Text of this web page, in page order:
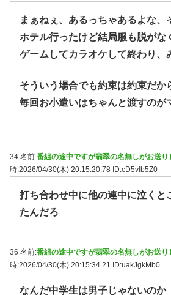
まぁねぇ、あるっちゃあるよな、
ホテル行ったけど結局服も脱がな
ゲームしてカラオケして終わり、
そういう場合でも約束は約束だか
毎回お小遣いはちゃんと渡すのが
34 名前:番組の途中ですが翡翠の名無しがお送り
時:2026/04/30(木) 20:15:20.78 ID:cD5vlb5Z0
打ち合わせ中に他の連中に泣くと
たんだろ
36 名前:番組の途中ですが翡翠の名無しがお送り
時:2026/04/30(木) 20:15:34.21
ID:uakJgkMb0
なんだ中学生は男子じゃないのか